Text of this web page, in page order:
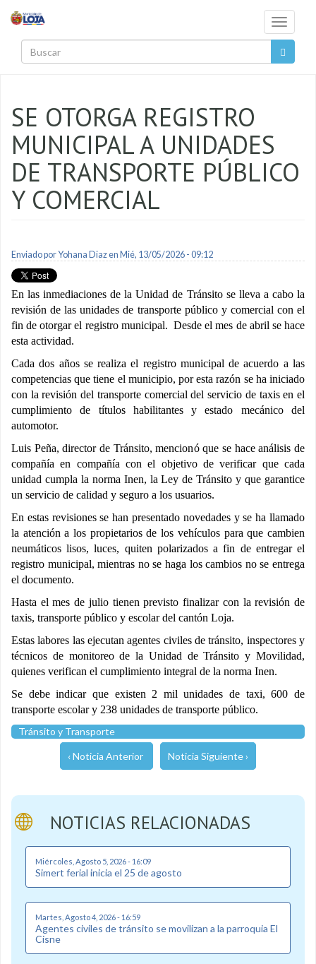
Toggle
SE OTORGA REGISTRO
MUNICIPAL A UNIDADES
DE TRANSPORTE PÚBLICO
Y COMERCIAL
Enviado porYohana Diazen Mié, 13/05/2026 - 09:12
En las inmediaciones de la Unidad de Tránsito se lleva a cabo la
revisión de las unidades de transporte público y comercial con el
fin de otorgar el registro municipal. Desde el mes de abril se hace
esta actividad.
Cada dos años se realiza el registro municipal de acuerdo a las
competencias que tiene el municipio, por esta razón se ha iniciado
con la revisión del transporte comercial del servicio de taxis en el
cumplimiento de títulos habilitantes y estado mecánico del
automotor.
Luis Peña, director de Tránsito, mencionó que se hace análisis de
compañía en compañía con el objetivo de verificar que cada
unidad cumpla la norma Inen, la Ley de Tránsito y que garantice
un servicio de calidad y seguro a los usuarios.
En estas revisiones se han presentado novedades y se ha llamado
la atención a los propietarios de los vehículos para que cambien
neumáticos lisos, luces, quiten polarizados a fin de entregar el
registro municipal, mientras no se haga los cambios no se entrega
el documento.
Hasta el mes de julio tienen previsto finalizar con la revisión de
taxis, transporte público y escolar del cantón Loja.
Estas labores las ejecutan agentes civiles de tránsito, inspectores y
técnicos de monitoreo de la Unidad de Tránsito y Movilidad,
quienes verifican el cumplimiento integral de la norma Inen.
Se debe indicar que existen 2 mil unidades de taxi, 600 de
transporte escolar y 238 unidades de transporte público.
Tránsito y Transporte
‹ Noticia Anterior Noticia Siguiente ›
NOTICIAS RELACIONADAS
Miércoles, Agosto 5, 2026 - 16:09
Simert ferial inicia el 25 de agosto
Martes, Agosto 4, 2026 - 16:59
Agentes civiles de tránsito se movilizan a la parroquia El
Cisne